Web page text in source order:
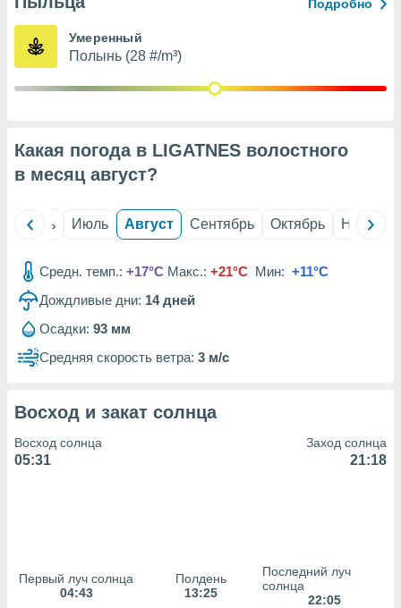
из
рекламы
сведения
Подробно
Умеренный
Полынь (28 #/m³)
Какая погода в LIGATNES волостного
в месяц август?
Июнь Июль Август Сентябрь Октябрь Ноябрь
Средн. темп.: +17°C Макс.: +21°C Мин: +11°C
Дождливые дни: 14дней
Осадки: 93 мм
Средняя скорость ветра: 3 м/с
Восход и закат солнца
Восход солнца
05:31
Заход солнца
21:18
Первый луч солнца
04:43
Полдень
13:25
Последний луч
солнца
22:05